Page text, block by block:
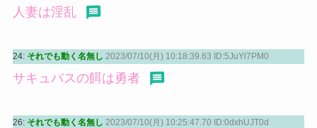
人妻は淫乱
24: それでも動く名無し 2023/07/10(月) 10:18:39.63 ID:5JuYl7PM0
サキュバスの餌は勇者
26: それでも動く名無し 2023/07/10(月) 10:25:47.70 ID:0dxhUJT0d